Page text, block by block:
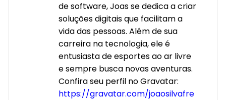
de software, Joas se dedica a criar
soluções digitais que facilitam a
vida das pessoas. Além de sua
carreira na tecnologia, ele é
entusiasta de esportes ao ar livre
e sempre busca novas aventuras.
Confira seu perfil no Gravatar:
https://gravatar.com/joaosilvafre